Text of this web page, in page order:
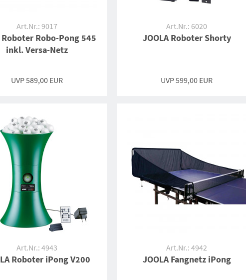
Art.Nr.: 9017
Robo-Pong 545
inkl. Versa-Netz
UVP589,00 EUR
Art.Nr.: 6020
JOOLA Roboter Shorty
UVP599,00 EUR
Art.Nr.: 4943
Roboter iPong V200
Art.Nr.: 4942
JOOLA Fangnetz iPong